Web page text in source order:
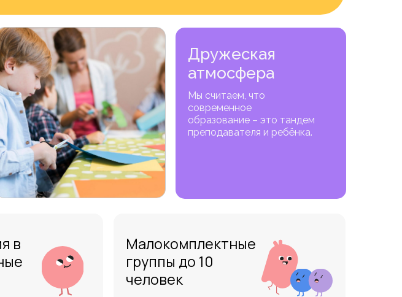
Дружеская
атмосфера
Мы считаем, что
современное
образование – это тандем
преподавателя и ребёнка.
в
Малокомплектные
группы до 10
человек